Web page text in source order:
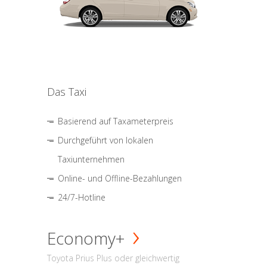
Das Taxi
Basierend auf Taxameterpreis
Durchgeführt von lokalen
Taxiunternehmen
Online- und Offline-Bezahlungen
24/7-Hotline
Economy+
Toyota Prius Plus oder gleichwertig